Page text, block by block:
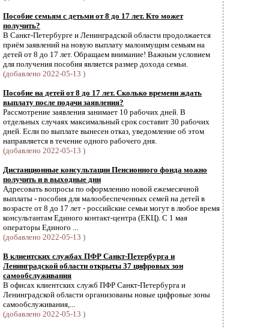
Пособие семьям с детьми от 8 до 17 лет. Кто может
получить?
В Санкт-Петербурге и Ленинградской области продолжается
приём заявлений на новую выплату малоимущим семьям на
детей от 8 до 17 лет. Обращаем внимание! Важным условием
для получения пособия является размер дохода семьи.
(добавлено 2022-05-13 )
Пособие на детей от 8 до 17 лет. Сколько времени ждать
выплату после подачи заявления?
Рассмотрение заявления занимает 10 рабочих дней. В
отдельных случаях максимальный срок составит 30 рабочих
дней. Если по выплате вынесен отказ, уведомление об этом
направляется в течение одного рабочего дня.
(добавлено 2022-05-13 )
Дистанционные консультации Пенсионного фонда можно
получить и в выходные дни
Адресовать вопросы по оформлению новой ежемесячной
выплаты - пособия для малообеспеченных семей на детей в
возрасте от 8 до 17 лет - российские семьи могут в любое время
консультантам Единого контакт-центра (ЕКЦ). С 1 мая
операторы Единого ...
(добавлено 2022-05-13 )
В клиентских службах ПФР Санкт-Петербурга и
Ленинградской области открыты 37 цифровых зон
самообслуживания
В офисах клиентских служб ПФР Санкт-Петербурга и
Ленинградской области организованы новые цифровые зоны
самообслуживания,...
(добавлено 2022-05-13 )